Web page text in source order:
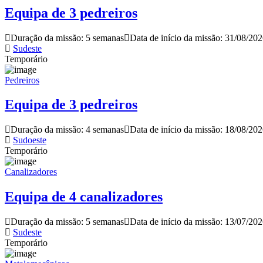
Equipa de 3 pedreiros
Duração da missão: 5 semanas Data de início da missão: 31/08/
Sudeste
Temporário
Pedreiros
Equipa de 3 pedreiros
Duração da missão: 4 semanas Data de início da missão: 18/08/
Sudoeste
Temporário
Canalizadores
Equipa de 4 canalizadores
Duração da missão: 5 semanas Data de início da missão: 13/07/
Sudeste
Temporário